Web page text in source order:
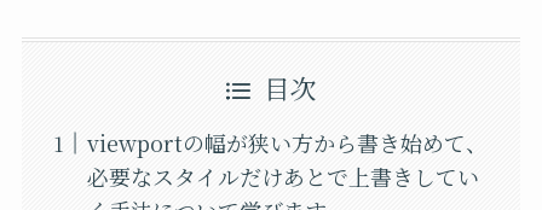
目次
viewportの幅が狭い方から書き始めて、
必要なスタイルだけあとで上書きしてい